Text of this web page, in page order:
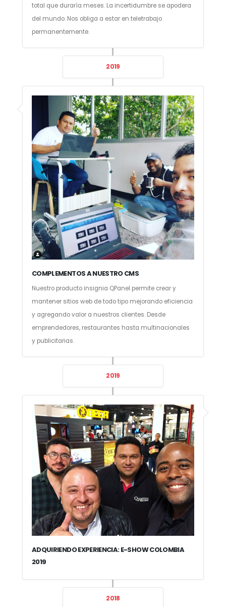
total que duraría meses. La incertidumbre se apodera
del mundo. Nos obliga a estar en teletrabajo
permanentemente.
2019
COMPLEMENTOS A NUESTRO CMS
Nuestro producto insignia QPanel permite crear y
mantener sitios web de todo tipo mejorando eficiencia
y agregando valor a nuestros clientes. Desde
emprendedores, restaurantes hasta multinacionales
y publicitarias.
2019
ADQUIRIENDO EXPERIENCIA: E-SHOW COLOMBIA
2019
2018